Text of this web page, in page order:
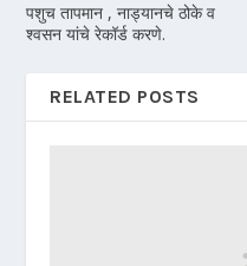
पशुच तापमान , नाड्यानचे ठोके व
श्वसन यांचे रेकॉर्ड करणे.
RELATED POSTS